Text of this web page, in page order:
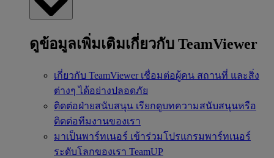
ดูข้อมูลเพิ่มเติมเกี่ยวกับ TeamViewer
เกี่ยวกับ TeamViewer เชื่อมต่อผู้คน สถานที่ และสิ่ง
ต่างๆ ได้อย่างปลอดภัย
ติดต่อฝ่ายสนับสนุน เรียกดูบทความสนับสนุนหรือ
ติดต่อทีมงานของเรา
มาเป็นพาร์ทเนอร์ เข้าร่วมโปรแกรมพาร์ทเนอร์
ระดับโลกของเรา TeamUP